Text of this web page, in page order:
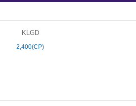
KLGD
2,400(CP)